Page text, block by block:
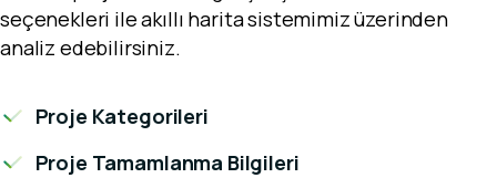
seçenekleri ile akıllı harita sistemimiz üzerinden
analiz edebilirsiniz.
Proje Kategorileri
Proje Tamamlanma Bilgileri